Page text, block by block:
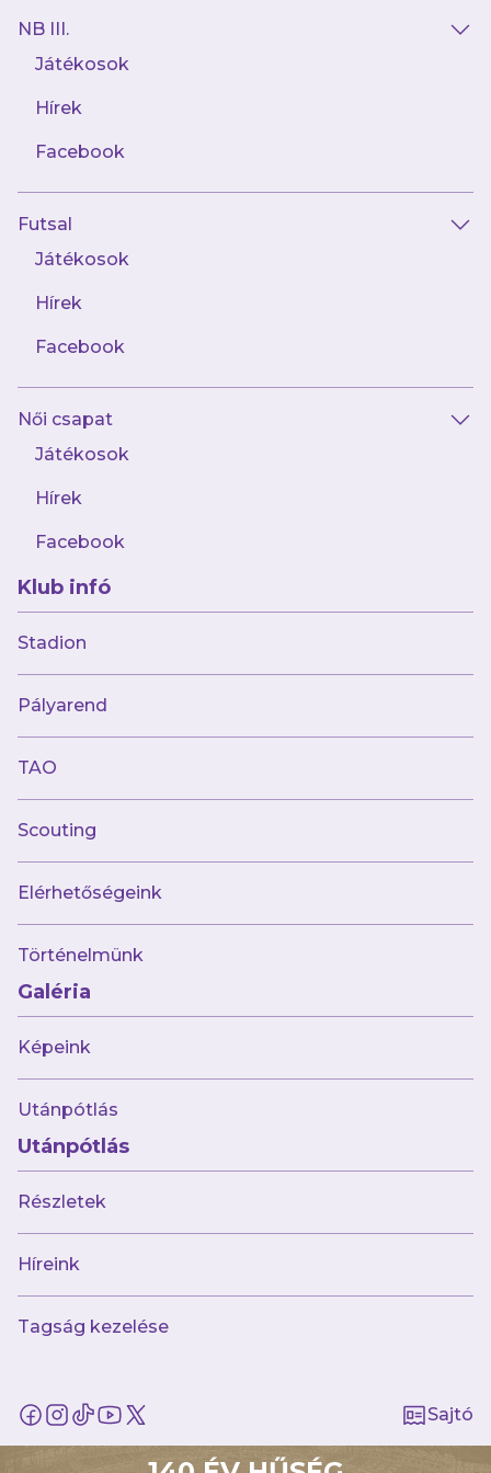
NB III.
Játékosok
Hírek
Facebook
Futsal
Játékosok
Hírek
Facebook
Női csapat
Játékosok
Hírek
Facebook
Klub infó
Stadion
Pályarend
TAO
Scouting
Elérhetőségeink
Történelmünk
Galéria
Képeink
Utánpótlás
Utánpótlás
Részletek
Híreink
Tagság kezelése
Sajtó
2024.06.19
Johan Sandahl: Motivál, hogy építhetünk
A bajnokcsapat továbbra is szárnyal
2024.06.19
Varga Balázs kölcsönbe kerül
2024.06.18